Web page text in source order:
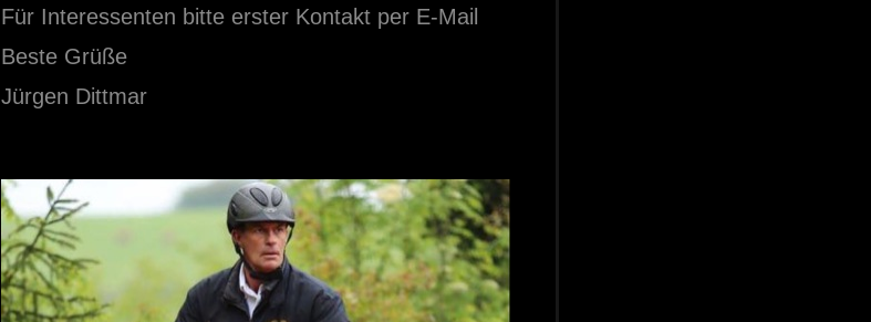
Für Interessenten bitte erster Kontakt per E-Mail
Beste Grüße
Jürgen Dittmar